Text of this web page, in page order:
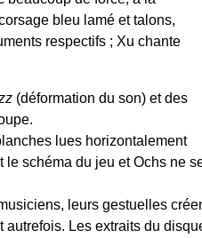
bleu lamé et talons,
respectifs ; Xu chante
(déformation du son) et des
lues horizontalement
schéma du jeu et Ochs ne
leurs gestuelles
autrefois. Les extraits du